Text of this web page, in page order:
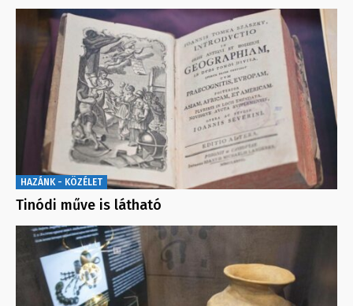
HAZÁNK - KÖZÉLET
Tinódi műve is látható